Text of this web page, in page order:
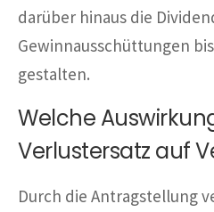
darüber hinaus die
Gewinnausschüttungen
gestalten.
Welche
Verlustersatz auf
Durch die Antragstellung